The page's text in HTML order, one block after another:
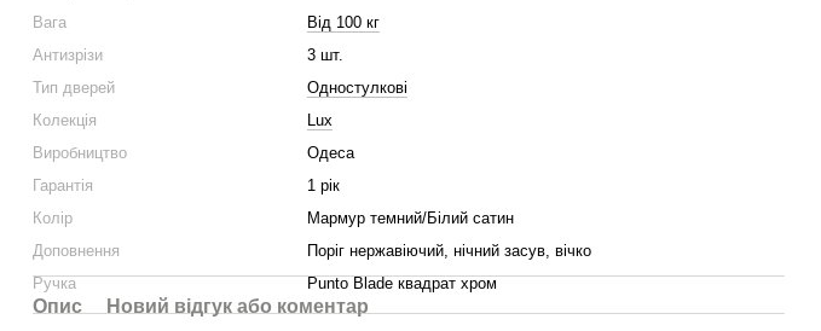
Вага
Від 100 кг
Антизрізи
3 шт.
Тип дверей
Одностулкові
Колекція
Lux
Виробництво
Одеса
Гарантія
1 рік
Колір
Мармур темний/Білий сатин
Доповнення
Поріг нержавіючий, нічний засув, вічко
Ручка
Punto Blade квадрат хром
Опис
Новий відгук або коментар